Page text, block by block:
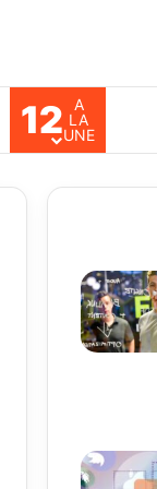
Search for
12
A
LA
UNE